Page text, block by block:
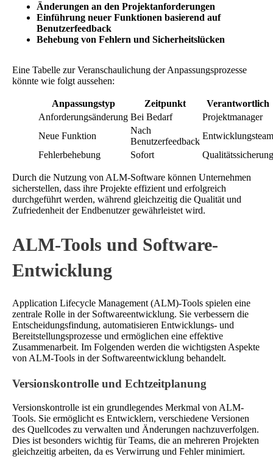
Änderungen an den Projektanforderungen
Einführung neuer Funktionen basierend auf
Benutzerfeedback
Behebung von Fehlern und Sicherheitslücken
Eine Tabelle zur Veranschaulichung der Anpassungsprozesse
könnte wie folgt aussehen:
Anpassungstyp Zeitpunkt
Verantwortlich
Anforderungsänderung Bei Bedarf
Projektmanager
Neue Funktion
Nach
Benutzerfeedback
Entwicklungsteam
Fehlerbehebung
Sofort Qualitätssicherung
Durch die Nutzung von ALM-Software können Unternehmen
sicherstellen, dass ihre Projekte effizient und erfolgreich
durchgeführt werden, während gleichzeitig die Qualität und
Zufriedenheit der Endbenutzer gewährleistet wird.
ALM-Tools und Software-
Entwicklung
Application Lifecycle Management (ALM)-Tools spielen eine
zentrale Rolle in der Softwareentwicklung. Sie verbessern die
Entscheidungsfindung, automatisieren Entwicklungs- und
Bereitstellungsprozesse und ermöglichen eine effektive
Zusammenarbeit. Im Folgenden werden die wichtigsten Aspekte
von ALM-Tools in der Softwareentwicklung behandelt.
Versionskontrolle und Echtzeitplanung
Versionskontrolle ist ein grundlegendes Merkmal von ALM-
Tools. Sie ermöglicht es Entwicklern, verschiedene Versionen
des Quellcodes zu verwalten und Änderungen nachzuverfolgen.
Dies ist besonders wichtig für Teams, die an mehreren Projekten
gleichzeitig arbeiten, da es Verwirrung und Fehler minimiert.